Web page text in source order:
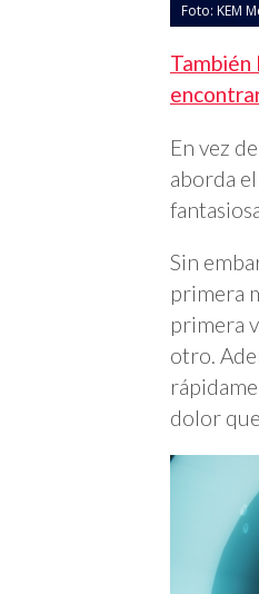
Foto: KEM
También
En vez
aborda
Sin
primera
primera
otro.
dolor